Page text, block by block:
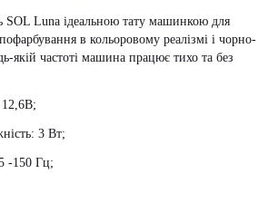
SOL Luna ідеальною тату машинкою для
в кольоровому реалізмі і чорно-
якій частоті машина працює тихо та без
12,6В;
3 Вт;
-150 Гц;